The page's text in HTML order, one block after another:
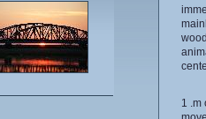
1 .m